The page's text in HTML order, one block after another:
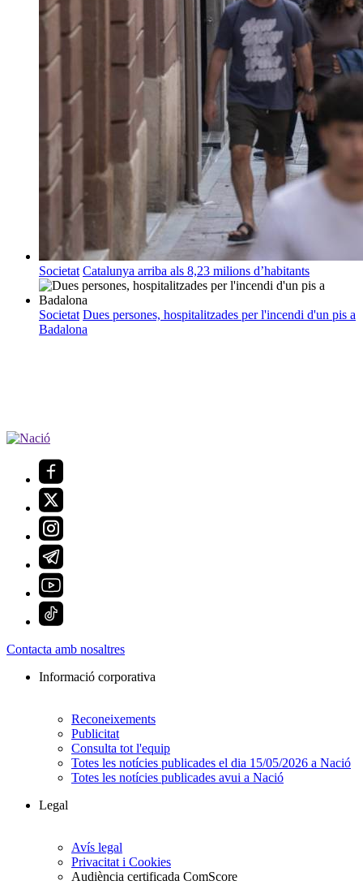
Societat Catalunya arriba als 8,23 milions d’habitants
Societat Dues persones, hospitalitzades per l'incendi d'un pis a
Badalona
Contacta amb nosaltres
Informació corporativa
Reconeixements
Publicitat
Consulta tot l'equip
Totes les notícies publicades el dia 15/05/2026 a Nació
Totes les notícies publicades avui a Nació
Legal
Avís legal
Privacitat i Cookies
Audiència certificada ComScore